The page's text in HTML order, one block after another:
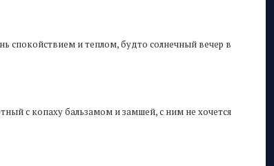
спокойствием и теплом, будто солнечный вечер в
с копаху бальзамом и замшей, с ним не хочется